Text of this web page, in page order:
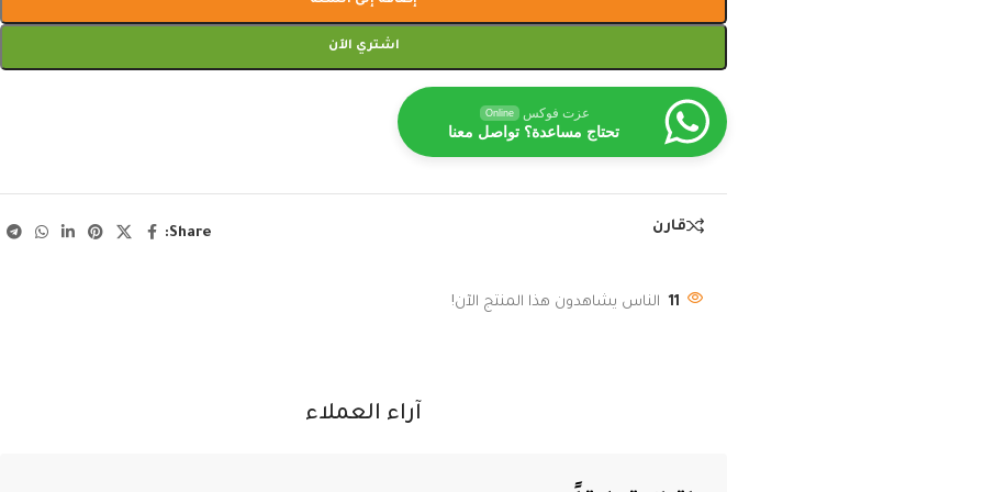
اشتري الآن
عزت فوكس Online
تحتاج مساعدة؟ تواصل معنا
قارن Share:
11 الناس يشاهدون هذا المنتج الآن!
آراء العملاء